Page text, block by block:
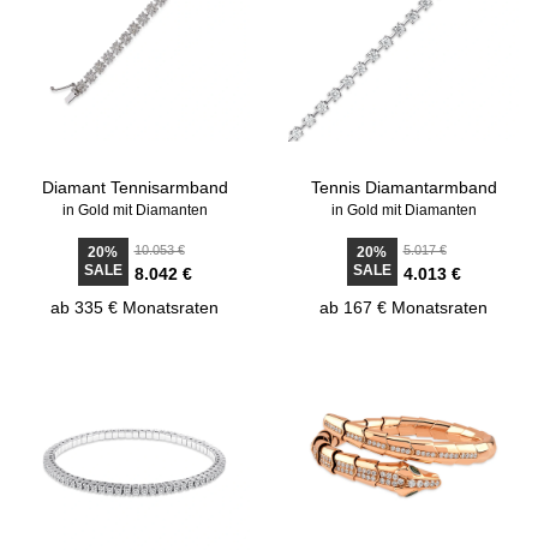
Diamant Tennisarmband
in Gold mit Diamanten
20%
SALE
10.053 €
8.042 €
ab 335 € Monatsraten
Tennis Diamantarmband
in Gold mit Diamanten
20%
SALE
5.017 €
4.013 €
ab 167 € Monatsraten